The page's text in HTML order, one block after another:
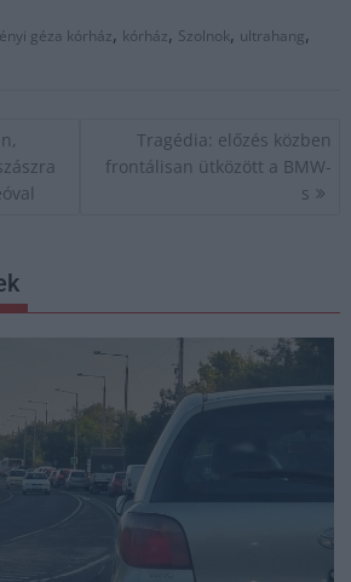
géza kórház, kórház, Szolnok, ultrahang,
Tragédia: előzés közben
frontálisan ütközött a BMW-
s